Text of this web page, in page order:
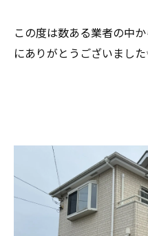
この度は数ある業者の中
にありがとうございました